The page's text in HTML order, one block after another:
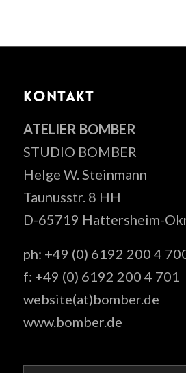
KONTAKT
ATELIER BOMBER
STUDIO BOMBER
Helge W. Steinmann
Taunusstr. 8 HH
D-65719 Hattersheim-
ph: +49 (0) 6192 200 4
f: +49 (0) 6192 200 4 701
website(at)bomber.de
www.bomber.de